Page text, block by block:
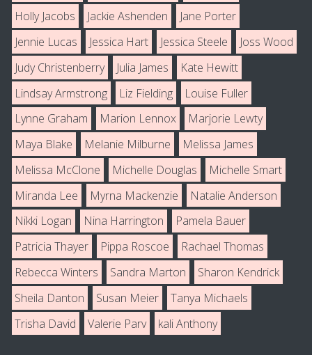
Holly Jacobs
Jackie Ashenden
Jane Porter
Jennie Lucas
Jessica Hart Jessica Steele
Joss Wood
Judy Christenberry
Julia James
Kate Hewitt
Lindsay Armstrong
Liz Fielding
Louise Fuller
Lynne Graham
Marion Lennox
Marjorie Lewty
Maya Blake
Melanie Milburne
Melissa James
Melissa McClone
Michelle Douglas
Michelle Smart
Miranda Lee
Myrna Mackenzie
Natalie Anderson
Nikki Logan
Nina Harrington
Pamela Bauer
Patricia Thayer
Pippa Roscoe
Rachael Thomas
Rebecca Winters
Sandra Marton
Sharon Kendrick
Sheila Danton
Susan Meier
Tanya Michaels
Trisha David
Valerie Parv kali Anthony